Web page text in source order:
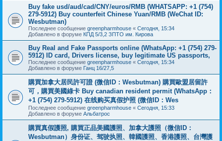
Buy fake usd/aud/cad/CNY/euros/RMB (WHATSAPP: +1 (754)
279-5912) Buy counterfeit Chinese Yuan/RMB (WeChat ID:
Wesbutman)
Последнее сообщение greenpharmhouse « Сегодня, 15:34
Добавлено в форуме КПД 5/3,2 ЗПТО им. Кирова
Buy Real and Fake Passports online (WhatsApp: +1 (754) 279-
5912) ID card, Drivers license, buy legitimate US passports,
Последнее сообщение greenpharmhouse « Сегодня, 15:34
Добавлено в форуме Ганц 16/27,5
購買加拿大居民許可證 (微信ID：Wesbutman) 購買歐盟居留許
可，購買美國綠卡 Buy canadian resident permit (WhatsApp：
+1 (754) 279-5912) 在线购买真假护照 (微信ID：Wes
Последнее сообщение greenpharmhouse « Сегодня, 15:33
Добавлено в форуме Альбатрос
購買真假護照, 購買正品美國護照、加拿大護照（微信ID：
Wesbutman）身份证、驾驶执照、韓國護照、香港護照、台灣護